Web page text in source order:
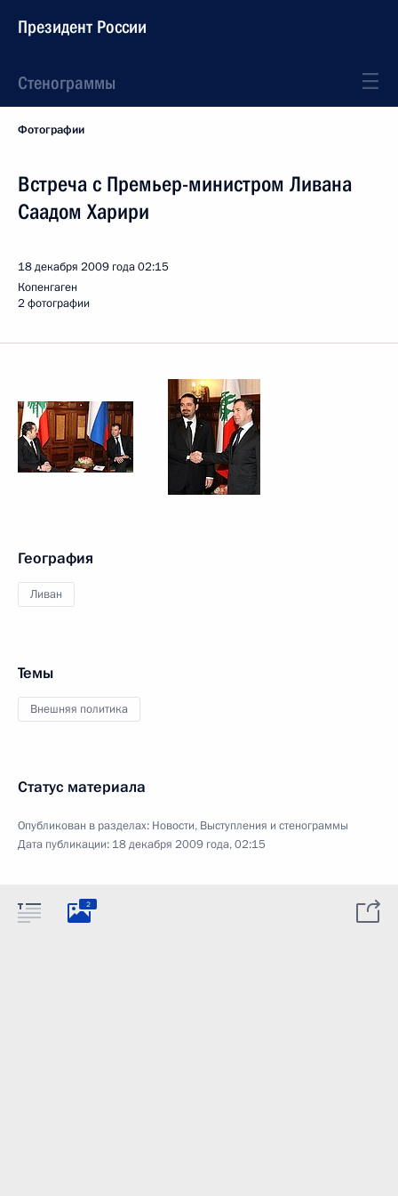
Президент России
Стенограммы
Фотографии
Встреча с Премьер-министром Ливана
Саадом Харири
18 декабря 2009 года02:15
Копенгаген
2 фотографии
География
Ливан
Темы
Внешняя политика
Статус материала
Опубликован в разделах: Новости, Выступления и стенограммы
Дата публикации: 18 декабря 2009 года, 02:15
2